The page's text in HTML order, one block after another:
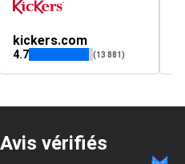
kickers.com
4.7 (13 881)
vérifiés